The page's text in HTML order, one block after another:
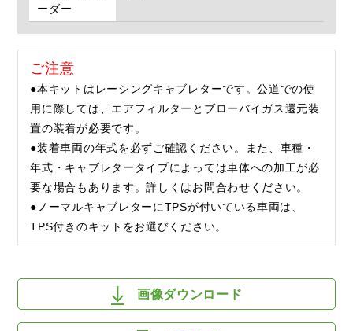
ーダー
ご注意
●本キットはレーシングキャブレターです。公道での使
用に際しては、エアフィルターとブローバイガス還元装
置の装着が必要です。
●装着車両の年式を必ずご確認ください。また、車種・
年式・キャブレタータイプによっては車体への加工が必
要な場合もあります。詳しくはお問合わせください。
●ノーマルキャブレターにTPSが付いている車両は、
TPS付きのキットをお選びください。
画像ダウンロード